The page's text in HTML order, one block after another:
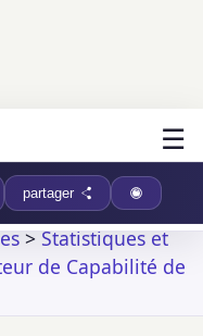
☰
partager
>Statistiques et
de Capabilité de